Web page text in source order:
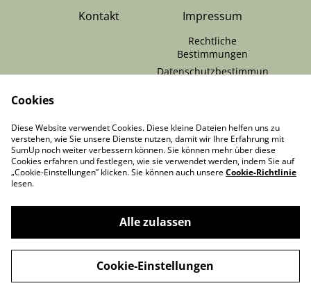
Kontakt Impressum
Rechtliche
Bestimmungen
Datenschutzbestimmun
VERTRAG
WIDERRUFEN
©2026MooonDesigns
powered by
Cookies
Diese Website verwendet Cookies. Diese kleine Dateien helfen uns zu
verstehen, wie Sie unsere Dienste nutzen, damit wir Ihre Erfahrung mit
SumUp noch weiter verbessern können. Sie können mehr über diese
Cookies erfahren und festlegen, wie sie verwendet werden, indem Sie auf
„Cookie-Einstellungen” klicken. Sie können auch unsereCookie-Richtlinie
lesen.
Alle zulassen
Cookie-Einstellungen